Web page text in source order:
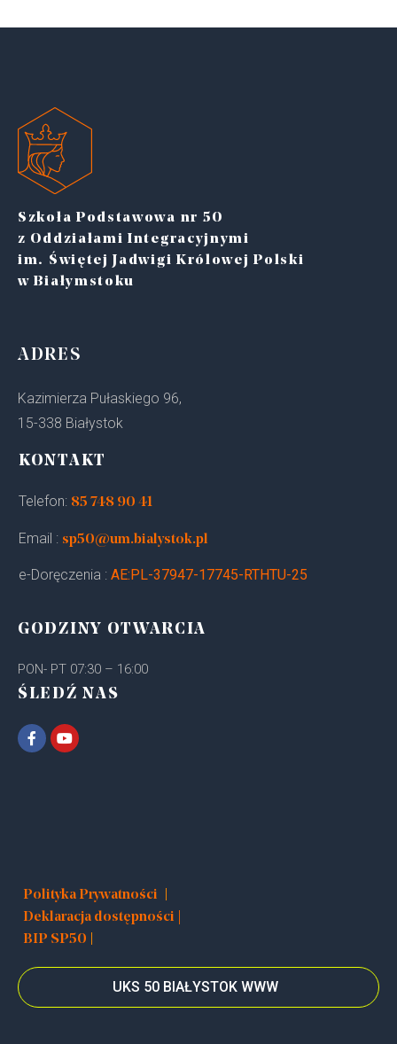
Szkoła Podstawowa nr 50
z Oddziałami Integracyjnymi
im. Świętej Jadwigi Królowej Polski
w Białymstoku
ADRES
Kazimierza Pułaskiego 96,
15-338 Białystok
KONTAKT
Telefon: 85 748 90 41
Email : sp50@um.bialystok.pl
e-Doręczenia : AE:PL-37947-17745-RTHTU-25
GODZINY OTWARCIA
PON- PT 07:30 – 16:00
ŚLEDŹ NAS
Polityka Prywatności |
Deklaracja dostępności |
BIP SP50 |
UKS 50 BIAŁYSTOK WWW